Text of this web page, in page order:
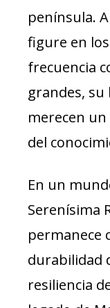
península.
figure en
frecuencia
grandes,
merecen
del
En un
Serenísima
permanece
durabilidad
resiliencia